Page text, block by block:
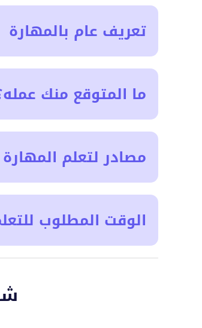
تعريف عام بالمهارة
ما المتوقع منك
مصادر لتعلم المهارة
الوقت المطلوب